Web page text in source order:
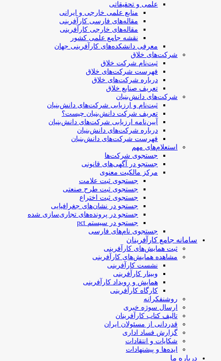
علمی و تحقیقاتی
منابع علمی خارجی و ایرانی
مقاله‌های فارسی کارآفرینی
مقاله‌های خارجی کارآفرینی
نقشه جامع علمی کشور
معرفی دانشکده‌های کارآفرینی جهان
شرکت‌های خلاق
ثبت‌نام شرکت خلاق
فهرست شرکت‌های خلاق
درباره شرکت‌های خلاق
تعریف صنایع خلاق
شرکت‌های دانش‌بنیان
ثبت‌نام و ارزیابی شرکت‌های دانش‌بنیان
تعریف شرکت دانش‌بنیان چیست؟
آیین‌نامه ارزیابی شرکت‌های دانش‌بنیان
درباره شرکت‌های دانش‌بنیان
فهرست شرکت‌های دانش‌بنیان
استعلام‌های مهم
جستجوی شرکت‌ها
جستجو در آگهی‌های قانونی
مرکز مالکیت معنوی
جستجوی ثبت علامت
جستجوی ثبت طرح صنعتی
جستجوی ثبت اختراع
جستجو در نشان‌های جغرافیایی
جستجو در پرونده‌های تجاری‌سازی شده
جستجو در سیستم pct
جستجوی نام‌های فارسی
سامانه جامع کارآفرینان
ثبت همایش‌های کارآفرینی
مشاهده همایش‌های کارآفرینی
نشست کارآفرینی
وبینار کارآفرینی
همایش و رویداد کارآفرینی
کارگاه کارآفرینی
روشنفکرانه
ارسال سوژه‌ خبری
تالیف کتاب کارآفرینان
قدردانی از مسئولان ایران
گزارش فساد اداری
شکایات و انتقادات
ایده‌ها و پیشنهادات
درباره ما